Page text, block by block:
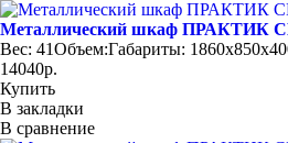
Металлический шкаф ПРАКТИК
Вес: 41Объем:Габариты:
14040р.
Купить
В закладки
В сравнение